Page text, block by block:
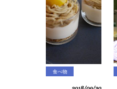
食べ物